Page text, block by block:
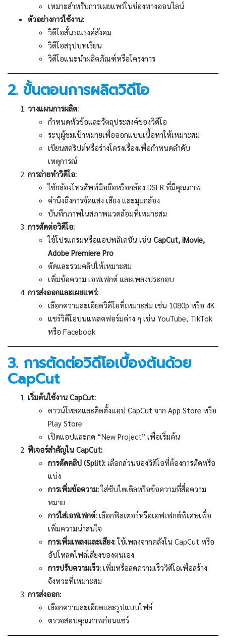
เหมาะสำหรับการเผยแพร่ในช่องทางออนไลน์
ตัวอย่างการใช้งาน:
วิดีโอสั้นรณรงค์สังคม
วิดีโอสรุปบทเรียน
วิดีโอแนะนำผลิตภัณฑ์หรือโครงการ
2. ขั้นตอนการผลิตวิดีโอ
วางแผนการผลิต:
กำหนดหัวข้อและวัตถุประสงค์ของวิดีโอ
ระบุผู้ชมเป้าหมายเพื่อออกแบบเนื้อหาให้เหมาะสม
เขียนสคริปต์หรือร่างโครงเรื่องเพื่อกำหนดลำดับ
เหตุการณ์
การถ่ายทำวิดีโอ:
ใช้กล้องโทรศัพท์มือถือหรือกล้อง DSLR ที่มีคุณภาพ
คำนึงถึงการจัดแสง เสียง และมุมกล้อง
บันทึกภาพในสภาพแวดล้อมที่เหมาะสม
การตัดต่อวิดีโอ:
ใช้โปรแกรมหรือแอปพลิเคชัน เช่น CapCut, iMovie,
Adobe Premiere Pro
ตัดและรวมคลิปให้เหมาะสม
เพิ่มข้อความ เอฟเฟกต์ และเพลงประกอบ
การส่งออกและเผยแพร่:
เลือกความละเอียดวิดีโอที่เหมาะสม เช่น 1080p หรือ 4K
แชร์วิดีโอบนแพลตฟอร์มต่าง ๆ เช่น YouTube, TikTok
หรือ Facebook
3. การตัดต่อวิดีโอเบื้องต้นด้วย
CapCut
เริ่มต้นใช้งาน CapCut:
ดาวน์โหลดและติดตั้งแอป CapCut จาก App Store หรือ
Play Store
เปิดแอปและกด “New Project” เพื่อเริ่มต้น
ฟีเจอร์สำคัญใน CapCut:
การตัดคลิป (Split): เลือกส่วนของวิดีโอที่ต้องการตัดหรือ
แบ่ง
การเพิ่มข้อความ:ใส่ซับไตเติลหรือข้อความที่สื่อความ
หมาย
การใส่เอฟเฟกต์: เลือกฟิลเตอร์หรือเอฟเฟกต์พิเศษเพื่อ
เพิ่มความน่าสนใจ
การเพิ่มเพลงและเสียง:ใช้เพลงจากคลังใน CapCut หรือ
อัปโหลดไฟล์เสียงของตนเอง
การปรับความเร็ว: เพิ่มหรือลดความเร็ววิดีโอเพื่อสร้าง
จังหวะที่เหมาะสม
การส่งออก:
เลือกความละเอียดและรูปแบบไฟล์
ตรวจสอบคุณภาพก่อนแชร์